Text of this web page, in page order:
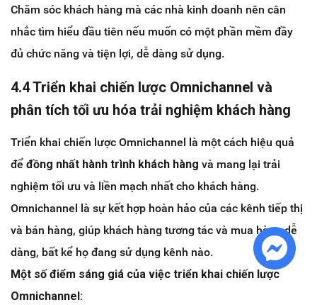
Chăm sóc khách hàng mà các nhà kinh doanh nên cân
nhắc tìm hiểu đầu tiên nếu muốn có một phần mềm đầy
đủ chức năng và tiện lợi, dễ dàng sử dụng.
4.4 Triển khai chiến lược Omnichannel và
phân tích tối ưu hóa trải nghiệm khách hàng
Triển khai chiến lược Omnichannel là một cách hiệu quả
để đồng nhất hành trình khách hàng và mang lại trải
nghiệm tối ưu và liền mạch nhất cho khách hàng.
Omnichannel là sự kết hợp hoàn hảo của các kênh tiếp thị
và bán hàng, giúp khách hàng tương tác và mua hàng dễ
dàng, bất kể họ đang sử dụng kênh nào.
Một số điểm sáng giá của việc triển khai chiến lược
Omnichannel: